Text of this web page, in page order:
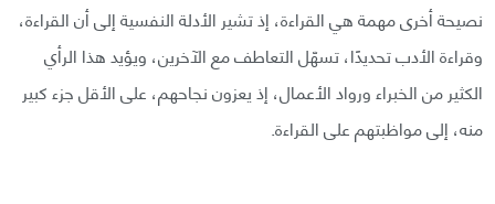
نصيحة أخرى مهمة هي القراءة، إذ تشير الأدلة النفسية إلى أن القراءة،
وقراءة الأدب تحديدًا، تسهّل التعاطف مع الآخرين، ويؤيد هذا الرأي
الكثير من الخبراء ورواد الأعمال، إذ يعزون نجاحهم، على الأقل جزء كبير
منه، إلى مواظبتهم على القراءة.